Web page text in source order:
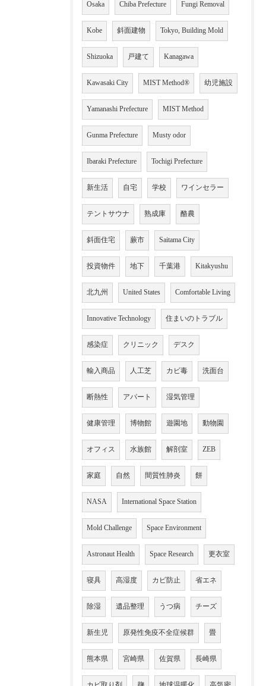
Osaka Chiba Prefecture Fungi Removal
Kobe 斜面建物 Tokyo, Building Mold
Shizuoka 戸建て Kanagawa
Kawasaki City MIST Method® 幼児施設
Yamanashi Prefecture MIST Method
Gunma Prefecture Musty odor
Ibaraki Prefecture Tochigi Prefecture
新生活 自宅 学校 ワインセラー
テントサウナ 熟成庫 酪農
斜面住宅 蕨市 Saitama City
投資物件 地下 千葉港 Kitakyushu
北九州 United States Comfortable Living
Innovative Technology 住まいのトラブル
感染症 クリニック デスク
輸入商品 人工芝 カビ毒 洗面台
断熱性 アパート 湿気管理
健康管理 博物館 遊園地 動物園
オフィス 水族館 解剖室 ZEB
家庭 自然 間質性肺炎 餅
NASA International Space Station
Mold Challenge Space Environment
Astronaut Health Space Research 更衣室
寝具 高湿度 カビ防止 省エネ
除湿 遺品整理 うつ病 チーズ
新生児 原発性免疫不全症候群 畳
熊本県 宮崎県 佐賀県 長崎県